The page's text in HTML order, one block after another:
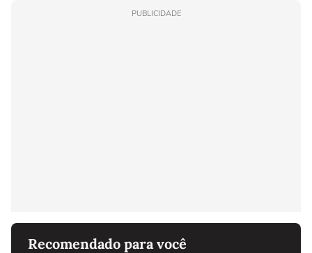
PUBLICIDADE
Recomendado para você